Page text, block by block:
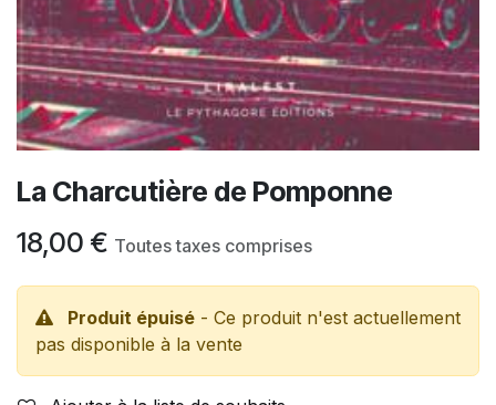
La Charcutière de Pomponne
18,00 € Toutes taxes comprises
Produit épuisé - Ce produit n'est actuellement
pas disponible à la vente